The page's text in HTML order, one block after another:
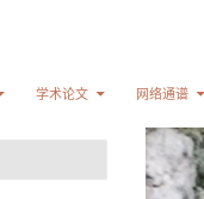
学术论文 网络通谱